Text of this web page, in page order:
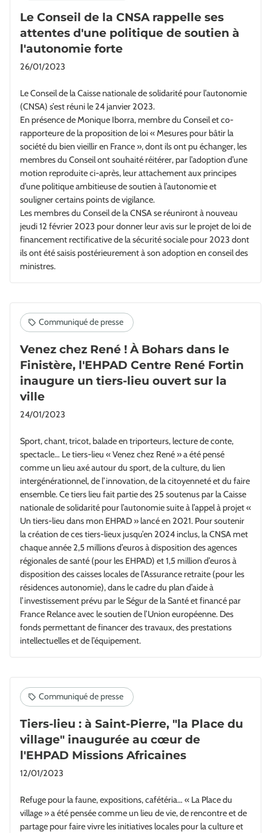
Le Conseil de la CNSA rappelle ses
attentes d'une politique de soutien à
l'autonomie forte
26/01/2023
Le Conseil de la Caisse nationale de solidarité pour l’autonomie
(CNSA) s’est réuni le 24 janvier 2023.
En présence de Monique Iborra, membre du Conseil et co-
rapporteure de la proposition de loi « Mesures pour bâtir la
société du bien vieillir en France », dont ils ont pu échanger, les
membres du Conseil ont souhaité réitérer, par l’adoption d’une
motion reproduite ci-après, leur attachement aux principes
d’une politique ambitieuse de soutien à l’autonomie et
souligner certains points de vigilance.
Les membres du Conseil de la CNSA se réuniront à nouveau
jeudi 12 février 2023 pour donner leur avis sur le projet de loi de
financement rectificative de la sécurité sociale pour 2023 dont
ils ont été saisis postérieurement à son adoption en conseil des
ministres.
Venez chez René ! À Bohars dans le
Finistère, l'EHPAD Centre René Fortin
inaugure un tiers-lieu ouvert sur la
ville
24/01/2023
Sport, chant, tricot, balade en triporteurs, lecture de conte,
spectacle… Le tiers-lieu « Venez chez René » a été pensé
comme un lieu axé autour du sport, de la culture, du lien
intergénérationnel, de l’innovation, de la citoyenneté et du faire
ensemble. Ce tiers lieu fait partie des 25 soutenus par la Caisse
nationale de solidarité pour l’autonomie suite à l’appel à projet «
Un tiers-lieu dans mon EHPAD » lancé en 2021. Pour soutenir
la création de ces tiers-lieux jusqu’en 2024 inclus, la CNSA met
chaque année 2,5 millions d’euros à disposition des agences
régionales de santé (pour les EHPAD) et 1,5 million d’euros à
disposition des caisses locales de l’Assurance retraite (pour les
résidences autonomie), dans le cadre du plan d’aide à
l’investissement prévu par le Ségur de la Santé et financé par
France Relance avec le soutien de l’Union européenne. Des
fonds permettant de financer des travaux, des prestations
intellectuelles et de l’équipement.
Tiers-lieu : à Saint-Pierre, "la Place du
village" inaugurée au cœur de
l'EHPAD Missions Africaines
12/01/2023
Refuge pour la faune, expositions, cafétéria… « La Place du
village » a été pensée comme un lieu de vie, de rencontre et de
partage pour faire vivre les initiatives locales pour la culture et